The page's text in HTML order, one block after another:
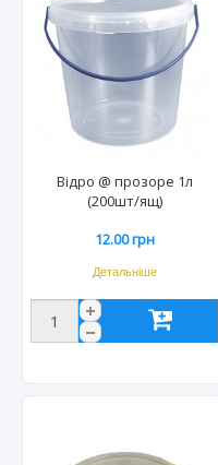
Відро @ прозоре 1л
(200шт/ящ)
12.00 грн
Детальніше